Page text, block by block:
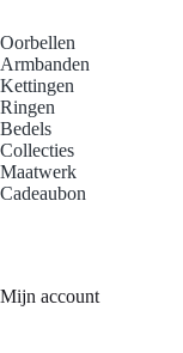
Oorbellen
Armbanden
Kettingen
Ringen
Bedels
Collecties
Maatwerk
Cadeaubon
Mijn account